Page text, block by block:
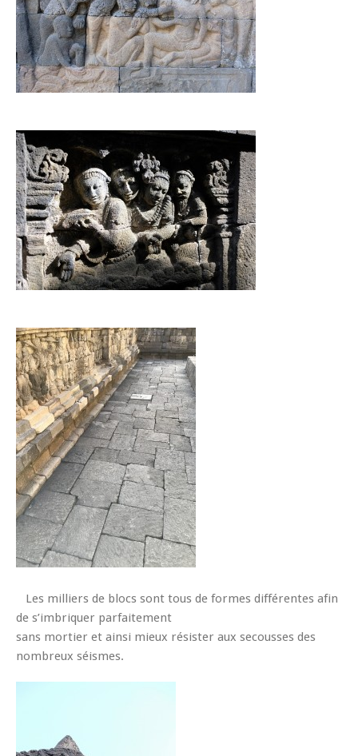
Les milliers de blocs sont tous de formes différentes afin
de s’imbriquer parfaitement
sans mortier et ainsi mieux résister aux secousses des
nombreux séismes.